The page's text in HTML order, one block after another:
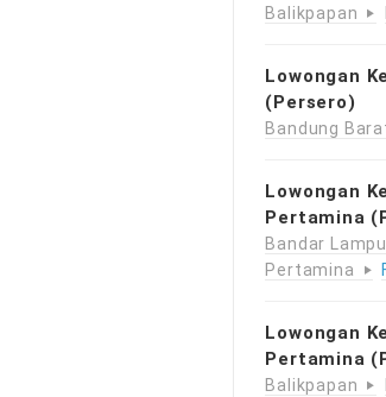
Balikpapan
Lowongan
(Persero)
Bandung
Lowongan
Pertamina
Bandar
Pertamina
Lowongan
Pertamina
Balikpapan